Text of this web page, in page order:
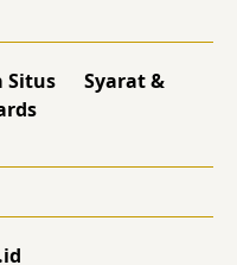
Situs
Syarat &